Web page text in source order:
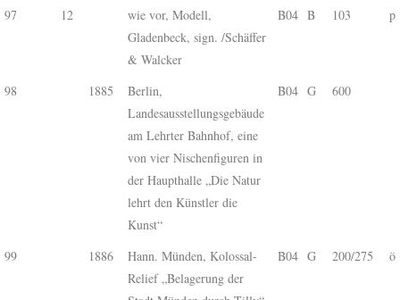
97 12
wie vor, Modell,
Gladenbeck, sign. /Schäffer
& Walcker
B04 B 103 p
98 1885
Berlin,
Landesausstellungsgebäude
am Lehrter Bahnhof, eine
von vier Nischenfiguren in
der Haupthalle „Die Natur
lehrt den Künstler die
Kunst“
B04 G 600
99 1886
Hann. Münden, Kolossal-
Relief „Belagerung der
B04 G 200/275 ö